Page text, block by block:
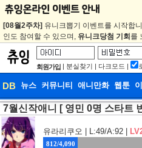
[08월2주차] 유니크뽑기 이벤트를 시작합
인도 참여할 수 있으며, 유니크당첨 기회 를
회원가입 | 분실찾기 | 다크모드 |
DB 뉴스 커뮤니티 애니만화 웹툰
DB 뉴스
웹툰 이미지
7월신작애니 [ 영민 0명 스타트
유라리쿠오 | L:49/A:92 |
812/4,090